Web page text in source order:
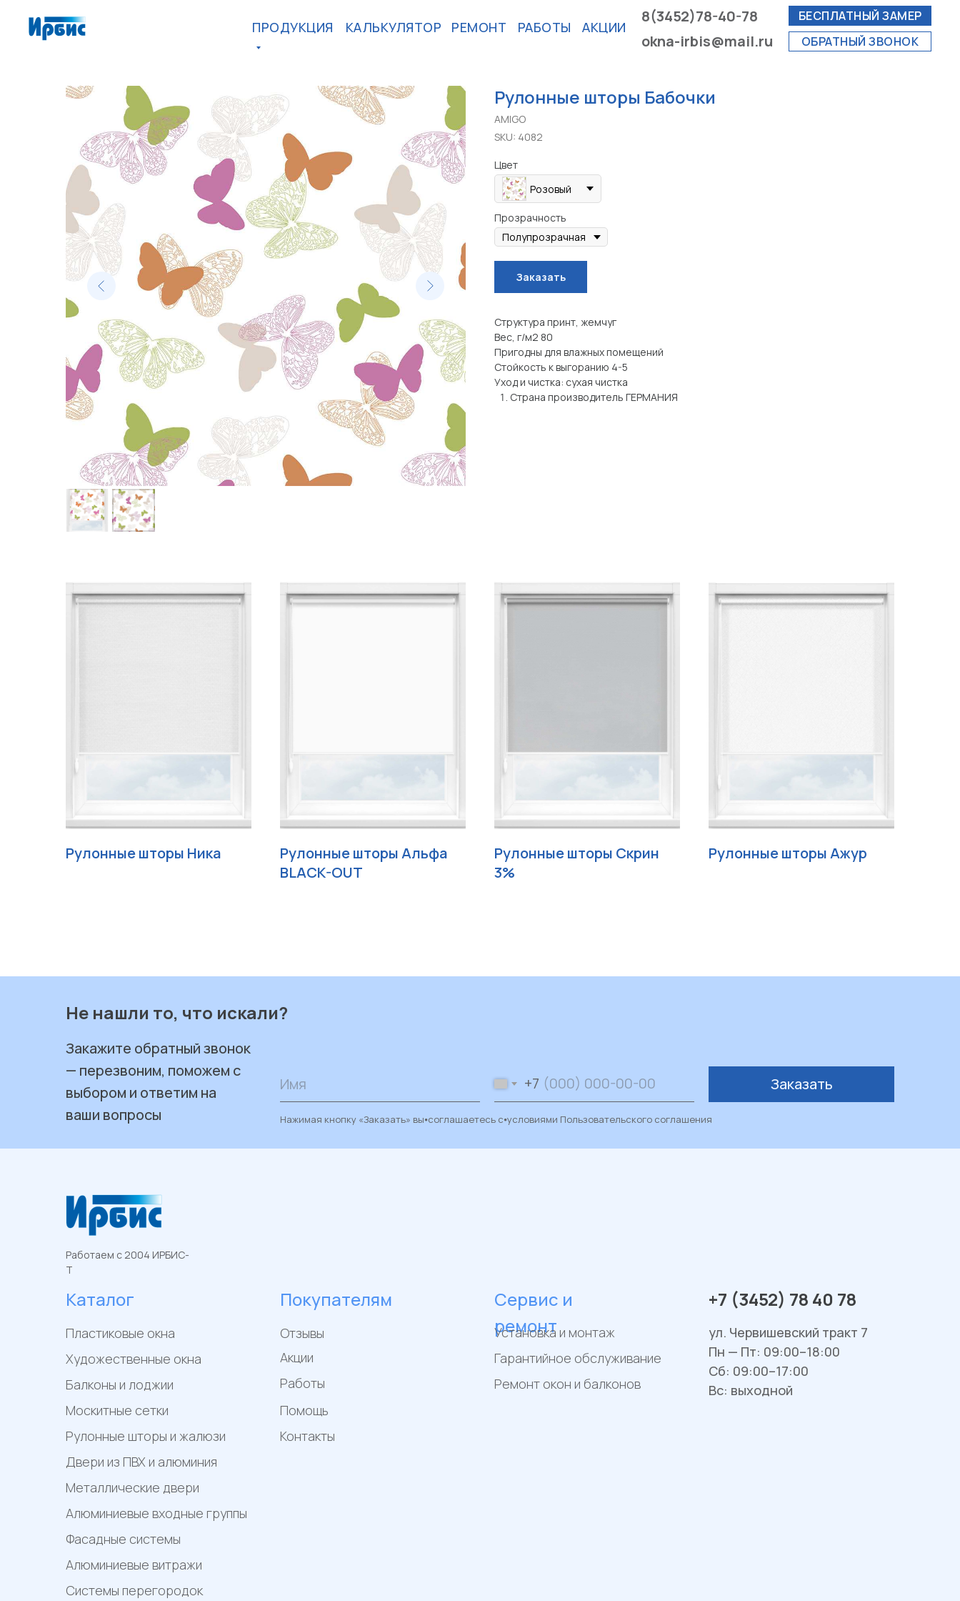
8(3452)78-40-78
okna-irbis@mail.ru
БЕСПЛАТНЫЙ ЗАМЕР
ОБРАТНЫЙ ЗВОНОК
ПРОДУКЦИЯ КАЛЬКУЛЯТОР АКЦИИ
РЕМОНТ РАБОТЫ
Рулонные шторы Бабочки
AMIGO
SKU: 4082
Цвет
Розовый
Прозрачность
Заказать
Структура принт, жемчуг
Вес, г/м2 80
Пригодны для влажных помещений
Стойкость к выгоранию 4-5
Уход и чистка: сухая чистка
Страна производитель ГЕРМАНИЯ
Рулонные шторы Ника
Рулонные шторы Альфа
BLACK-OUT
Рулонные шторы Скрин
3%
Рулонные шторы Ажур
Имя +7 Заказать
Нажимая кнопку «Заказать» вы⦁соглашаетесь с⦁условиями Пользовательского соглашения
Не нашли то, что искали?
Закажите обратный звонок
— перезвоним, поможем с
выбором и ответим на
ваши вопросы
Работаем с 2004 ИРБИС-
Т
Каталог Покупателям
Сервис и
ремонт
+7 (3452) 78 40 78
Пластиковые окна
Художественные окна
Балконы и лоджии
Металлические двери
Москитные сетки
Двери из ПВХ и алюминия
Рулонные шторы и жалюзи
Алюминиевые входные группы
Фасадные системы
Алюминиевые витражи
Системы перегородок
Отзывы
Акции
Работы
Помощь
Контакты
Установка и монтаж
Гарантийное обслуживание
Ремонт окон и балконов
ул. Червишевский тракт 7
Пн — Пт: 09:00–18:00
Сб: 09:00–17:00
Вс: выходной